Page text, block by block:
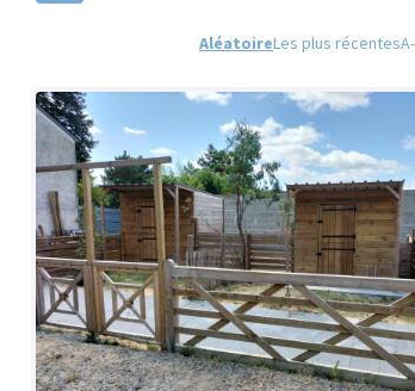
AléatoireLes plus récentes